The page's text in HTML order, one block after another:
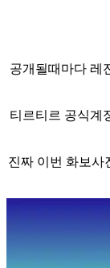
공개될때마다 레
티르티르 공식계
진짜 이번 화보사